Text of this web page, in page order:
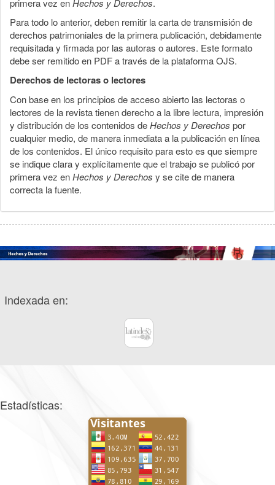
primera vez enHechos y Derechos.
Para todo lo anterior, deben remitir la carta de transmisión de
derechos patrimoniales de la primera publicación, debidamente
requisitada y firmada por las autoras o autores. Este formato
debe ser remitido en PDF a través de la plataforma OJS.
Derechos de lectoras o lectores
Con base en los principios de acceso abierto las lectoras o
lectores de la revista tienen derecho a la libre lectura, impresión
y distribución de los contenidos deHechos y Derechos por
cualquier medio, de manera inmediata a la publicación en línea
de los contenidos. El único requisito para esto es que siempre
se indique clara y explícitamente que el trabajo se publicó por
primera vez enHechos y Derechos y se cite de manera
correcta la fuente.
Indexada en:
Estadísticas: